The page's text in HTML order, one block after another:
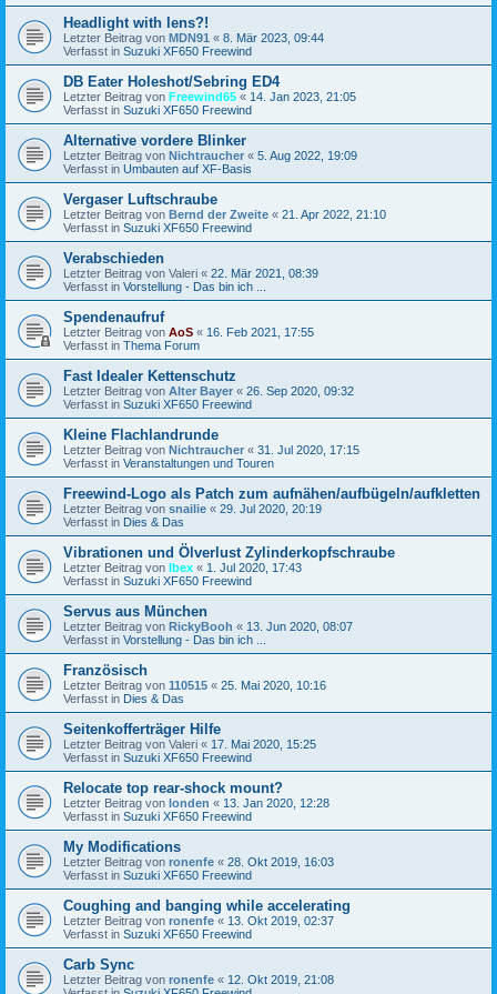
Headlight with lens?!
Letzter Beitrag von MDN91 « 8. Mär 2023, 09:44
Verfasst in Suzuki XF650 Freewind
DB Eater Holeshot/Sebring ED4
Letzter Beitrag von Freewind65 « 14. Jan 2023, 21:05
Verfasst in Suzuki XF650 Freewind
Alternative vordere Blinker
Letzter Beitrag von Nichtraucher « 5. Aug 2022, 19:09
Verfasst in Umbauten auf XF-Basis
Vergaser Luftschraube
Letzter Beitrag von Bernd der Zweite « 21. Apr 2022, 21:10
Verfasst in Suzuki XF650 Freewind
Verabschieden
Letzter Beitrag von Valeri « 22. Mär 2021, 08:39
Verfasst in Vorstellung - Das bin ich ...
Spendenaufruf
Letzter Beitrag von AoS « 16. Feb 2021, 17:55
Verfasst in Thema Forum
Fast Idealer Kettenschutz
Letzter Beitrag von Alter Bayer « 26. Sep 2020, 09:32
Verfasst in Suzuki XF650 Freewind
Kleine Flachlandrunde
Letzter Beitrag von Nichtraucher « 31. Jul 2020, 17:15
Verfasst in Veranstaltungen und Touren
Freewind-Logo als Patch zum aufnähen/aufbügeln/aufkletten
Letzter Beitrag von snailie « 29. Jul 2020, 20:19
Verfasst in Dies & Das
Vibrationen und Ölverlust Zylinderkopfschraube
Letzter Beitrag von Ibex « 1. Jul 2020, 17:43
Verfasst in Suzuki XF650 Freewind
Servus aus München
Letzter Beitrag von RickyBooh « 13. Jun 2020, 08:07
Verfasst in Vorstellung - Das bin ich ...
Französisch
Letzter Beitrag von 110515 « 25. Mai 2020, 10:16
Verfasst in Dies & Das
Seitenkofferträger Hilfe
Letzter Beitrag von Valeri « 17. Mai 2020, 15:25
Verfasst in Suzuki XF650 Freewind
Relocate top rear-shock mount?
Letzter Beitrag von londen « 13. Jan 2020, 12:28
Verfasst in Suzuki XF650 Freewind
My Modifications
Letzter Beitrag von ronenfe « 28. Okt 2019, 16:03
Verfasst in Suzuki XF650 Freewind
Coughing and banging while accelerating
Letzter Beitrag von ronenfe « 13. Okt 2019, 02:37
Verfasst in Suzuki XF650 Freewind
Carb Sync
Letzter Beitrag von ronenfe « 12. Okt 2019, 21:08